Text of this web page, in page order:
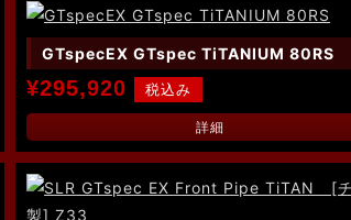
GTspecEX GTspec TiTANIUM 80RS
¥295,920
詳細